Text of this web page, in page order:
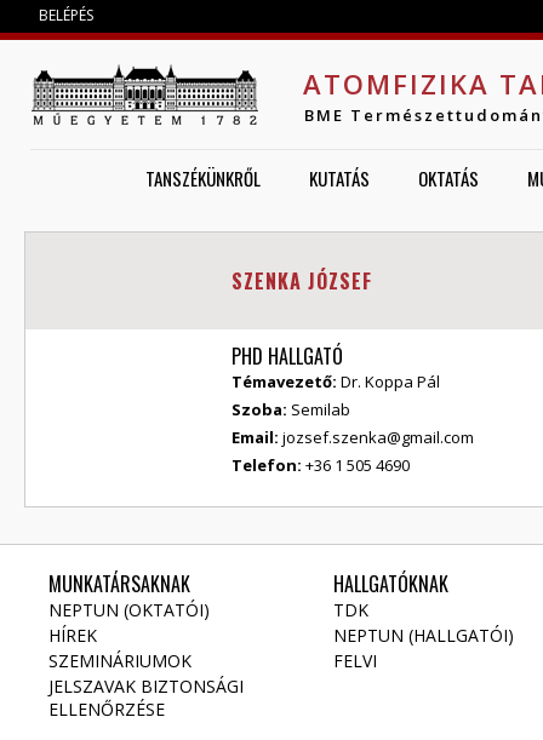
BELÉPÉS
ATOMFIZIKA
BME
TANSZÉKÜNKRŐL KUTATÁS OKTATÁS
SZENKA JÓZSEF
PHD HALLGATÓ
Témavezető: Dr. Koppa Pál
Szoba: Semilab
Email: jozsef.szenka@gmail.com
Telefon: +36 1 505 4690
MUNKATÁRSAKNAK
NEPTUN (OKTATÓI)
HÍREK
SZEMINÁRIUMOK
JELSZAVAK BIZTONSÁGI
ELLENŐRZÉSE
HALLGATÓKNAK
TDK
NEPTUN (HALLGATÓI)
FELVI